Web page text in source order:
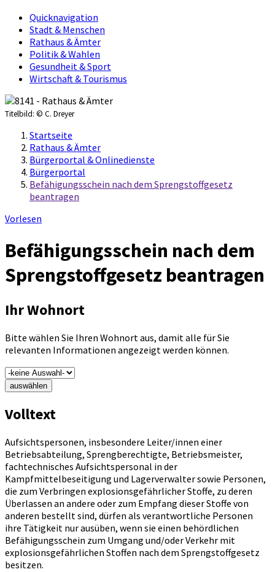
Quicknavigation
Stadt & Menschen
Rathaus & Ämter
Politik & Wahlen
Gesundheit & Sport
Wirtschaft & Tourismus
Titelbild: © C. Dreyer
Startseite
Rathaus & Ämter
Bürgerportal & Onlinedienste
Bürgerportal
Befähigungsschein nach dem Sprengstoffgesetz
beantragen
Vorlesen
Befähigungsschein nach dem
Sprengstoffgesetz beantragen
Ihr Wohnort
Bitte wählen Sie Ihren Wohnort aus, damit alle für Sie
relevanten Informationen angezeigt werden können.
auswählen
Volltext
Aufsichtspersonen, insbesondere Leiter/innen einer
Betriebsabteilung, Sprengberechtigte, Betriebsmeister,
fachtechnisches Aufsichtspersonal in der
Kampfmittelbeseitigung und Lagerverwalter sowie Personen,
die zum Verbringen explosionsgefährlicher Stoffe, zu deren
Überlassen an andere oder zum Empfang dieser Stoffe von
anderen bestellt sind, dürfen als verantwortliche Personen
ihre Tätigkeit nur ausüben, wenn sie einen behördlichen
Befähigungsschein zum Umgang und/oder Verkehr mit
explosionsgefährlichen Stoffen nach dem Sprengstoffgesetz
besitzen.